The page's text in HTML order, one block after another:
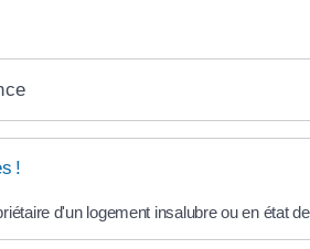
!
d'un logement insalubre ou en état